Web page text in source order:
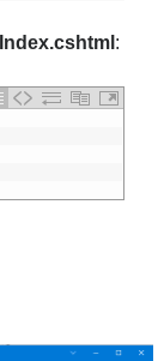
Index.cshtml :